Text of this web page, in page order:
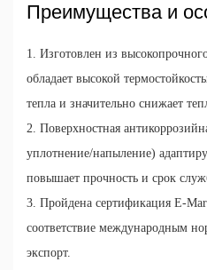
Преимущества и
1. Изготовлен из
обладает высокой
тепла и значительно снижает
2. Поверхностная
уплотнение/напыление)
повышает прочность и срок
3. Пройдена сертификация E-
соответствие международным
экспорт.